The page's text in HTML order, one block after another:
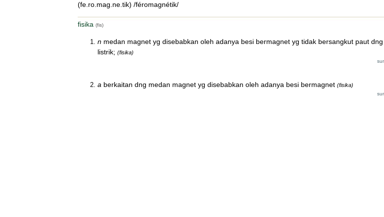
(fe.ro.mag.ne.tik) /féromagnétik/
fisika (fis)
n medan magnet yg disebabkan oleh adanya besi bermagnet yg tidak bersangkut paut
listrik; (fisika)
a berkaitan dng medan magnet yg disebabkan oleh adanya besi bermagnet (fisika)